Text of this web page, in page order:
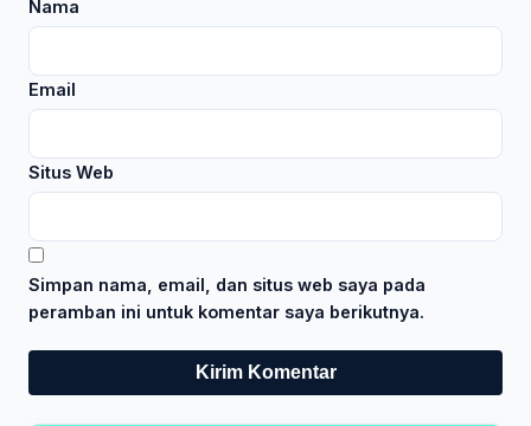
Nama
Email
Situs Web
Simpan nama, email, dan situs web saya pada
peramban ini untuk komentar saya berikutnya.